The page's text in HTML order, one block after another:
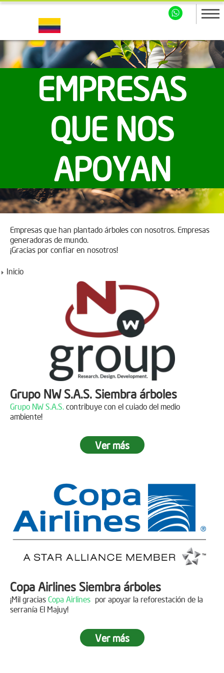
EMPRESAS
QUE NOS
APOYAN
Empresas que han plantado árboles con nosotros. Empresas
generadoras de mundo.
¡Gracias por confiar en nosotros!
Inicio
Grupo NW S.A.S. Siembra árboles
Grupo NW S.A.S. contribuye con el cuiado del medio
ambiente!
Jornada de reforestación
15 personas
Ver más
Copa Airlines Siembra árboles
¡Mil gracias Copa Airlines por apoyar la reforestación de la
serranía El Majuy!
Siembra en el Páramo Aguas Vivas
Ver más